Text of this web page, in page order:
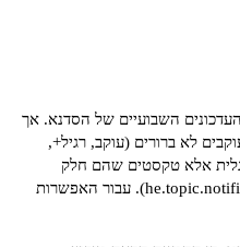
השבועיים של הסדנא. אך
לא ברורים (עוקב, רגיל+,
אלא טקסטים שהם חלק
מההפניות לתרגום (he.topic.notifications.reasons.1). עבור האפשרות